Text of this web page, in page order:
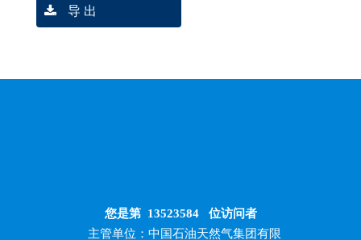
导 出
您是第 13523584位访问者
主管单位：中国石油天然气集团有限